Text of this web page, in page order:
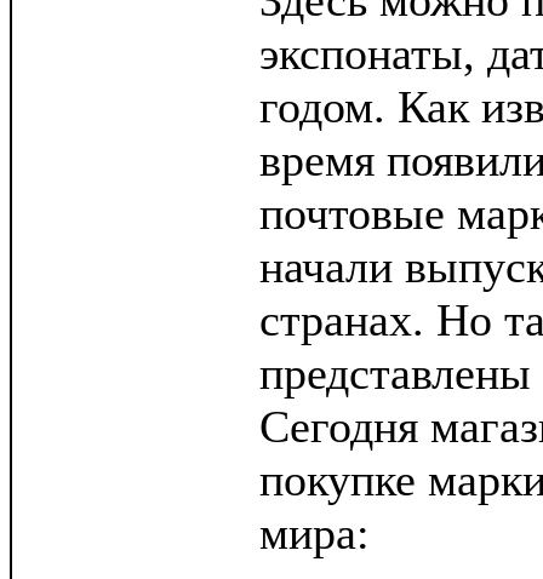
экспонаты,
годом. Как
время
почтовые
начали
странах. Но
Сегодня
покупке
мира: